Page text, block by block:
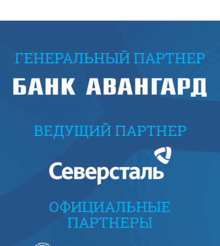
ГЕНЕРАЛЬНЫЙ ПАРТНЕР
ВЕДУЩИЙ ПАРТНЕР
ОФИЦИАЛЬНЫЕ
ПАРТНЕРЫ